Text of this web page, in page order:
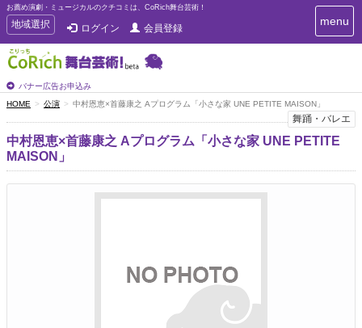
お薦め演劇・ミュージカルのクチコミは、CoRich舞台芸術！
T
o
g
g
e
n
a
v
i
g
a
地域選択 ログイン 会員登録
バナー広告お申込み
T
o
e
n
a
v
g
menu
HOME 公演 中村恩恵×首藤康之 Aプログラム「小さな家 UNE PETITE MAISON」
舞踊・バレエ
中村恩恵×首藤康之 Aプログラム「小さな家 UNE PETITE
MAISON」